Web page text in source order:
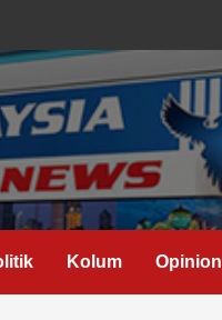
Kolum Opinion